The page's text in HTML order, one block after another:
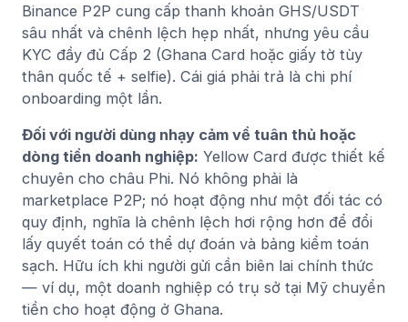
Binance P2P cung cấp thanh khoản GHS/USDT
sâu nhất và chênh lệch hẹp nhất, nhưng yêu cầu
KYC đầy đủ Cấp 2 (Ghana Card hoặc giấy tờ tùy
thân quốc tế + selfie). Cái giá phải trả là chi phí
onboarding một lần.
Đối với người dùng nhạy cảm về tuân thủ hoặc
dòng tiền doanh nghiệp: Yellow Card được thiết kế
chuyên cho châu Phi. Nó không phải là
marketplace P2P; nó hoạt động như một đối tác có
quy định, nghĩa là chênh lệch hơi rộng hơn để đổi
lấy quyết toán có thể dự đoán và bảng kiểm toán
sạch. Hữu ích khi người gửi cần biên lai chính thức
— ví dụ, một doanh nghiệp có trụ sở tại Mỹ chuyển
tiền cho hoạt động ở Ghana.